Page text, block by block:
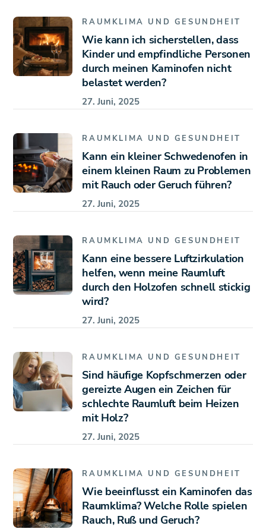
RAUMKLIMA UND GESUNDHEIT
Wie kann ich sicherstellen, dass
Kinder und empfindliche Personen
durch meinen Kaminofen nicht
belastet werden?
27. Juni, 2025
RAUMKLIMA UND GESUNDHEIT
Kann ein kleiner Schwedenofen in
einem kleinen Raum zu Problemen
mit Rauch oder Geruch führen?
27. Juni, 2025
RAUMKLIMA UND GESUNDHEIT
Kann eine bessere Luftzirkulation
helfen, wenn meine Raumluft
durch den Holzofen schnell stickig
wird?
27. Juni, 2025
RAUMKLIMA UND GESUNDHEIT
Sind häufige Kopfschmerzen oder
gereizte Augen ein Zeichen für
schlechte Raumluft beim Heizen
mit Holz?
27. Juni, 2025
RAUMKLIMA UND GESUNDHEIT
Wie beeinflusst ein Kaminofen das
Raumklima? Welche Rolle spielen
Rauch, Ruß und Geruch?